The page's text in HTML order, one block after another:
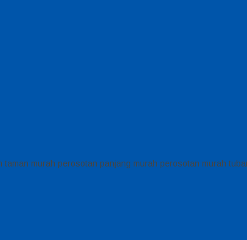
murah perosotan panjang murah perosotan murah